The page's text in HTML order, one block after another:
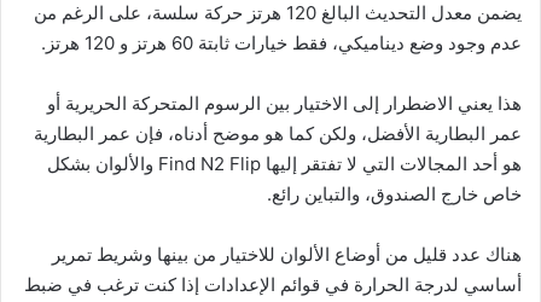
يضمن معدل التحديث البالغ 120 هرتز حركة سلسة، على الرغم من
عدم وجود وضع ديناميكي، فقط خيارات ثابتة 60 هرتز و 120 هرتز.
هذا يعني الاضطرار إلى الاختيار بين الرسوم المتحركة الحريرية أو
عمر البطارية الأفضل، ولكن كما هو موضح أدناه، فإن عمر البطارية
هو أحد المجالات التي لا تفتقر إليها Find N2 Flip والألوان بشكل
خاص خارج الصندوق، والتباين رائع.
هناك عدد قليل من أوضاع الألوان للاختيار من بينها وشريط تمرير
أساسي لدرجة الحرارة في قوائم الإعدادات إذا كنت ترغب في ضبط